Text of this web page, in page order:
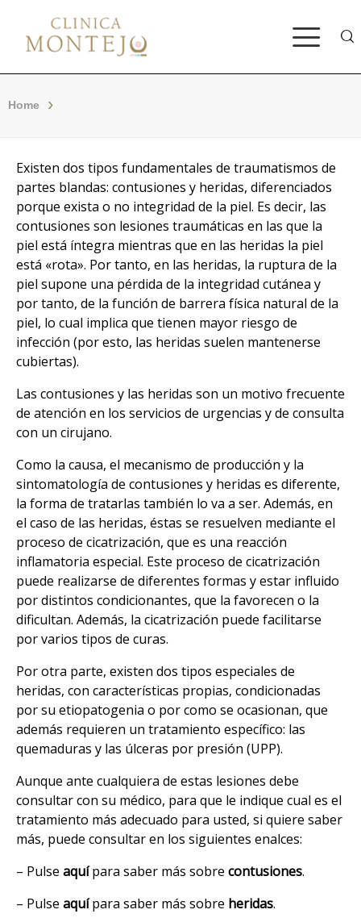
Home
Existen dos tipos fundamentales de traumatismos de
partes blandas: contusiones y heridas, diferenciados
porque exista o no integridad de la piel. Es decir, las
contusiones son lesiones traumáticas en las que la
piel está íntegra mientras que en las heridas la piel
está «rota». Por tanto, en las heridas, la ruptura de la
piel supone una pérdida de la integridad cutánea y
por tanto, de la función de barrera física natural de la
piel, lo cual implica que tienen mayor riesgo de
infección (por esto, las heridas suelen mantenerse
cubiertas).
Las contusiones y las heridas son un motivo frecuente
de atención en los servicios de urgencias y de consulta
con un cirujano.
Como la causa, el mecanismo de producción y la
sintomatología de contusiones y heridas es diferente,
la forma de tratarlas también lo va a ser. Además, en
el caso de las heridas, éstas se resuelven mediante el
proceso de cicatrización, que es una reacción
inflamatoria especial. Este proceso de cicatrización
puede realizarse de diferentes formas y estar influido
por distintos condicionantes, que la favorecen o la
dificultan. Además, la cicatrización puede facilitarse
por varios tipos de curas.
Por otra parte, existen dos tipos especiales de
heridas, con características propias, condicionadas
por su etiopatogenia o por como se ocasionan, que
además requieren un tratamiento específico: las
quemaduras y las úlceras por presión (UPP).
Aunque ante cualquiera de estas lesiones debe
consultar con su médico, para que le indique cual es el
tratamiento más adecuado para usted, si quiere saber
más, puede consultar en los siguientes enalces:
– Pulse aquípara saber más sobre contusiones.
– Pulse aquípara saber más sobre heridas.